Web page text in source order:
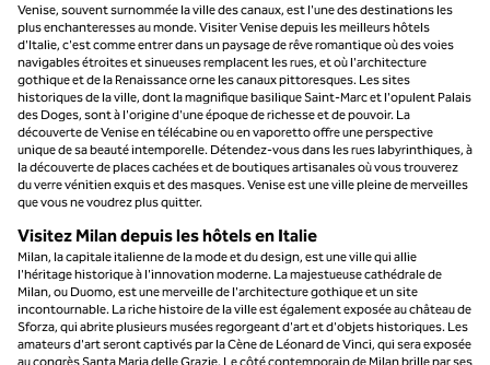
Venise, souvent surnommée la ville des canaux, est l'une des destinations les
plus enchanteresses au monde. Visiter Venise depuis les meilleurs hôtels
d'Italie, c'est comme entrer dans un paysage de rêve romantique où des voies
navigables étroites et sinueuses remplacent les rues, et où l'architecture
gothique et de la Renaissance orne les canaux pittoresques. Les sites
historiques de la ville, dont la magnifique basilique Saint-Marc et l'opulent Palais
des Doges, sont à l'origine d'une époque de richesse et de pouvoir. La
découverte de Venise en télécabine ou en vaporetto offre une perspective
unique de sa beauté intemporelle. Détendez-vous dans les rues labyrinthiques, à
la découverte de places cachées et de boutiques artisanales où vous trouverez
du verre vénitien exquis et des masques. Venise est une ville pleine de merveilles
que vous ne voudrez plus quitter.
Visitez Milan depuis les hôtels en Italie
Milan, la capitale italienne de la mode et du design, est une ville qui allie
l'héritage historique à l'innovation moderne. La majestueuse cathédrale de
Milan, ou Duomo, est une merveille de l'architecture gothique et un site
incontournable. La riche histoire de la ville est également exposée au château de
Sforza, qui abrite plusieurs musées regorgeant d'art et d'objets historiques. Les
amateurs d'art seront captivés par la Cène de Léonard de Vinci, qui sera exposée
au congrès Santa Maria delle Grazie. Le côté contemporain de Milan brille par ses